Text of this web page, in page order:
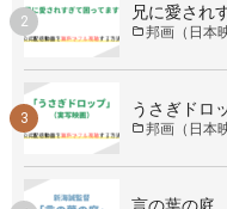
兄に愛され
邦画（日本
うさぎドロ
邦画（日本
言の葉の庭